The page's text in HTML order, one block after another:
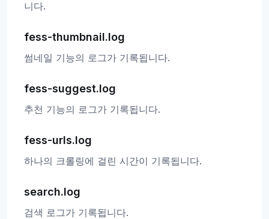
니다.
fess-thumbnail.log
썸네일 기능의 로그가 기록됩니다.
fess-suggest.log
추천 기능의 로그가 기록됩니다.
fess-urls.log
하나의 크롤링에 걸린 시간이 기록됩니다.
search.log
검색 로그가 기록됩니다.